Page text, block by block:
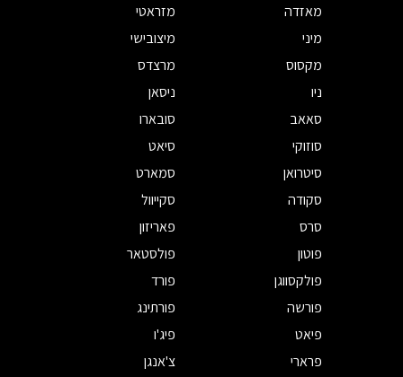
מאזדה
מזראטי
מיני
מיצובישי
מקסוס
מרצדס
ניו
ניסאן
סאאב
סובארו
סוזוקי
סיאט
סיטרואן
סמארט
סקודה
סקייוול
סרס
פאריזון
פוטון
פולסטאר
פולקסווגן
פורד
פורשה
פורתינג
פיאט
פיג'ו
פרארי
צ'אנגן